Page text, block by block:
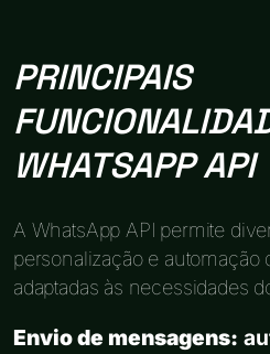
PRINCIPAIS
WHATSAPP API
A WhatsApp API permite
personalização e automação
adaptadas às necessidades
Envio de mensagens: